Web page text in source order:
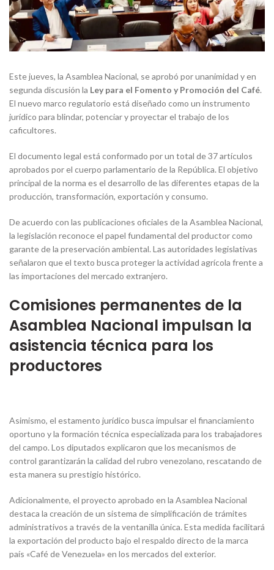
Este jueves, la Asamblea Nacional, se aprobó por unanimidad y en
segunda discusión la Ley para el Fomento y Promoción del Café.
El nuevo marco regulatorio está diseñado como un instrumento
jurídico para blindar, potenciar y proyectar el trabajo de los
caficultores.
El documento legal está conformado por un total de 37 artículos
aprobados por el cuerpo parlamentario de la República. El objetivo
principal de la norma es el desarrollo de las diferentes etapas de la
producción, transformación, exportación y consumo.
De acuerdo con las publicaciones oficiales de la Asamblea Nacional,
la legislación reconoce el papel fundamental del productor como
garante de la preservación ambiental. Las autoridades legislativas
señalaron que el texto busca proteger la actividad agrícola frente a
las importaciones del mercado extranjero.
Comisiones permanentes de la
Asamblea Nacional impulsan la
asistencia técnica para los
productores
Asimismo, el estamento jurídico busca impulsar el financiamiento
oportuno y la formación técnica especializada para los trabajadores
del campo. Los diputados explicaron que los mecanismos de
control garantizarán la calidad del rubro venezolano, rescatando de
esta manera su prestigio histórico.
Adicionalmente, el proyecto aprobado en la Asamblea Nacional
destaca la creación de un sistema de simplificación de trámites
administrativos a través de la ventanilla única. Esta medida facilitará
la exportación del producto bajo el respaldo directo de la marca
país «Café de Venezuela» en los mercados del exterior.